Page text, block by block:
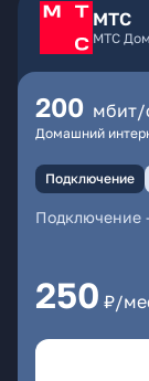
МТС
МТС
200 мбит/
Домашний
Подключение
Подключение
250 ₽/